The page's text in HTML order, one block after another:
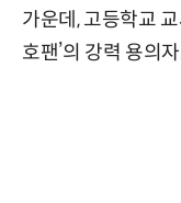
가운데, 고등학교
호팬’의 강력 용의